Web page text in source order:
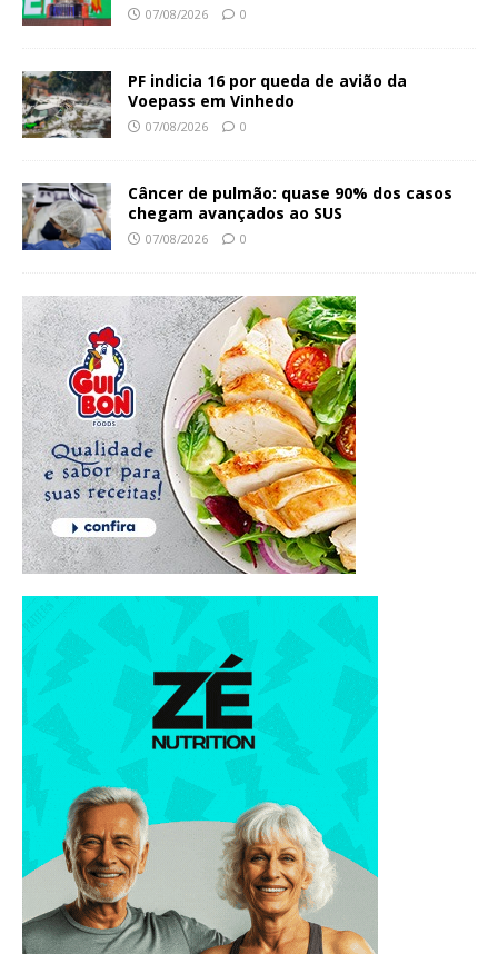
07/08/2026 0
PF indicia 16 por queda de avião da
Voepass em Vinhedo
07/08/2026 0
Câncer de pulmão: quase 90% dos casos
chegam avançados ao SUS
07/08/2026 0